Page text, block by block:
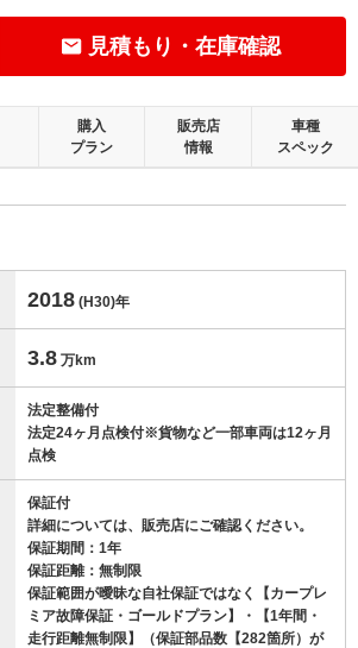
見積もり・在庫確認
購入
プラン
販売店
情報
車種
スペック
2018 (H30)年
3.8 万km
法定整備付
法定24ヶ月点検付※貨物など一部車両は12ヶ月
点検
保証付
詳細については、販売店にご確認ください。
保証期間：1年
保証距離：無制限
保証範囲が曖昧な自社保証ではなく【カープレ
ミア故障保証・ゴールドプラン】・【1年間・
走行距離無制限】（保証部品数【282箇所）が